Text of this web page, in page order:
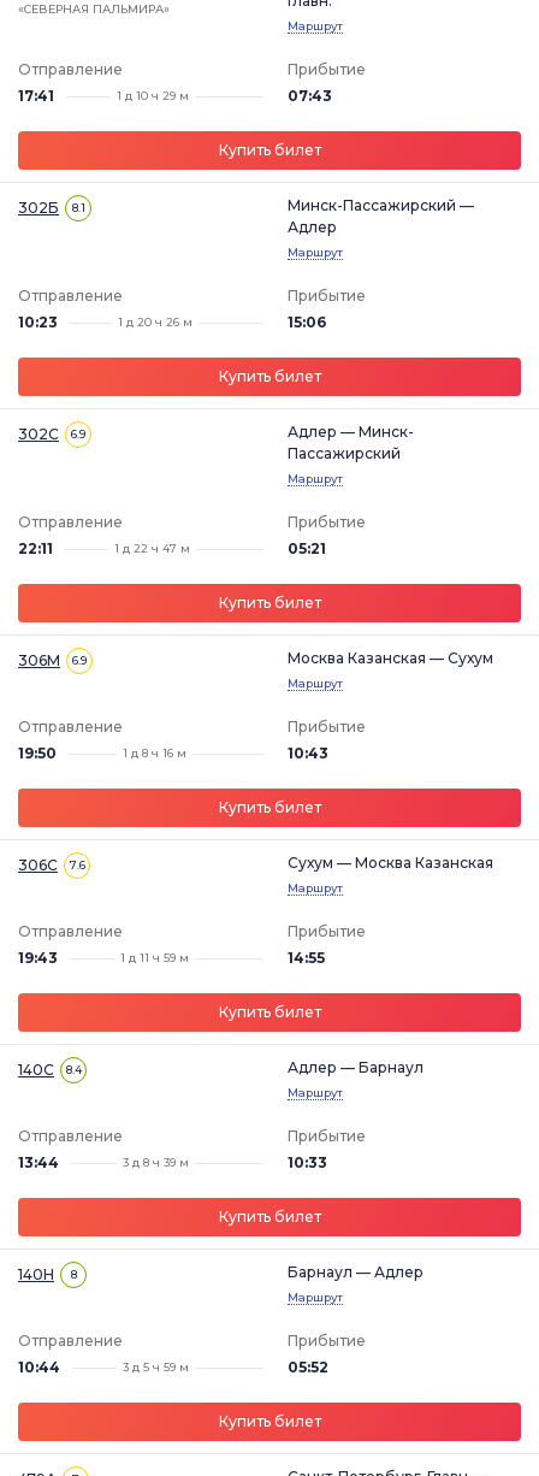
«СЕВЕРНАЯ ПАЛЬМИРА»
Маршрут
Отправление
17:41
1 д 10 ч 29 м
Прибытие
07:43
Купить билет
302Б 8.1
Минск-Пассажирский —
Адлер
Маршрут
Отправление
10:23
1 д 20 ч 26 м
Прибытие
15:06
Купить билет
302С 6.9
Адлер — Минск-
Пассажирский
Маршрут
Отправление
22:11
1 д 22 ч 47 м
Прибытие
05:21
Купить билет
306М 6.9 Москва Казанская — Сухум
Маршрут
Отправление
19:50
1 д 8 ч 16 м
Прибытие
10:43
Купить билет
306С 7.6 Сухум — Москва Казанская
Маршрут
Отправление
19:43
1 д 11 ч 59 м
Прибытие
14:55
Купить билет
140С 8.4 Адлер — Барнаул
Маршрут
Отправление
13:44
3 д 8 ч 39 м
Прибытие
10:33
Купить билет
140Н 8 Барнаул — Адлер
Маршрут
Отправление
10:44
3 д 5 ч 59 м
Прибытие
05:52
Купить билет